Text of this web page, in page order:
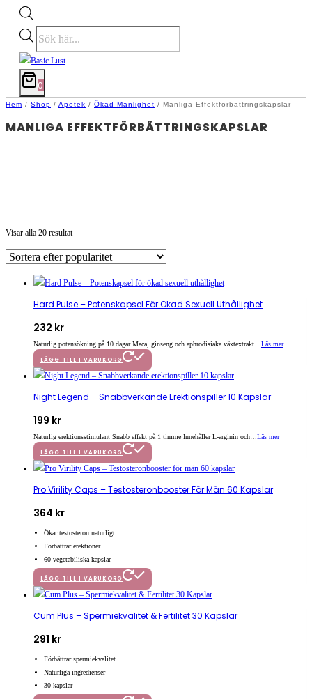
Produktsökning
0
Hem / Shop / Apotek / Ökad Manlighet / Manliga Effektförbättringskapslar
MANLIGA EFFEKTFÖRBÄTTRINGSKAPSLAR
Visar alla 20 resultatSortera
efter
popularitet
Hard Pulse – Potenskapsel För Ökad Sexuell Uthållighet
232 kr
Naturlig potensökning på 10 dagar Maca, ginseng och aphrodisiaka växtextrakt… Läs mer
LÄGG TILL I VARUKORG
Night Legend – Snabbverkande Erektionspiller 10 Kapslar
199 kr
Naturlig erektionsstimulant Snabb effekt på 1 timme Innehåller L-arginin och… Läs mer
LÄGG TILL I VARUKORG
Pro Virility Caps – Testosteronbooster För Män 60 Kapslar
364 kr
Ökar testosteron naturligt
Förbättrar erektioner
60 vegetabiliska kapslar
LÄGG TILL I VARUKORG
Cum Plus – Spermiekvalitet & Fertilitet 30 Kapslar
291 kr
Förbättrar spermiekvalitet
Naturliga ingredienser
30 kapslar